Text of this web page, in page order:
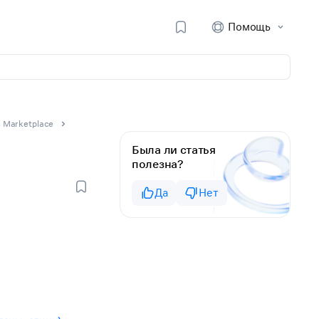
Помощь
Marketplace
Была ли статья
полезна?
Да Нет